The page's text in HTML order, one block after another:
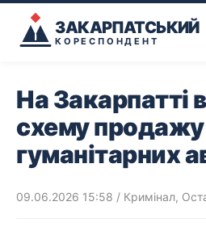
ЗАКАРПАТСЬКИЙ
КОРЕСПОНДЕНТ
На Закарпатті
схему продажу
гуманітарних
09.06.2026 15:58 / Кримінал,